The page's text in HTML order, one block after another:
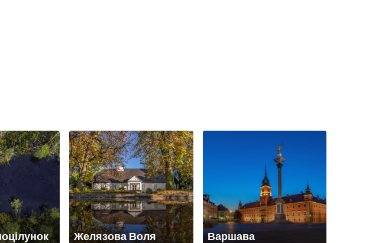
Желязова Воля Варшава